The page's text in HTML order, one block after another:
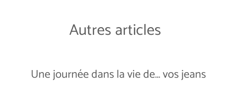
Autres articles
Une journée dans la vie de… vos jeans